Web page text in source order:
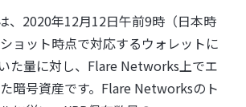
、2020年12月12日午前9時（日本時
ョット時点で対応するウォレットに
た量に対し、Flare Networks上でエ
暗号資産です。Flare Networksのト